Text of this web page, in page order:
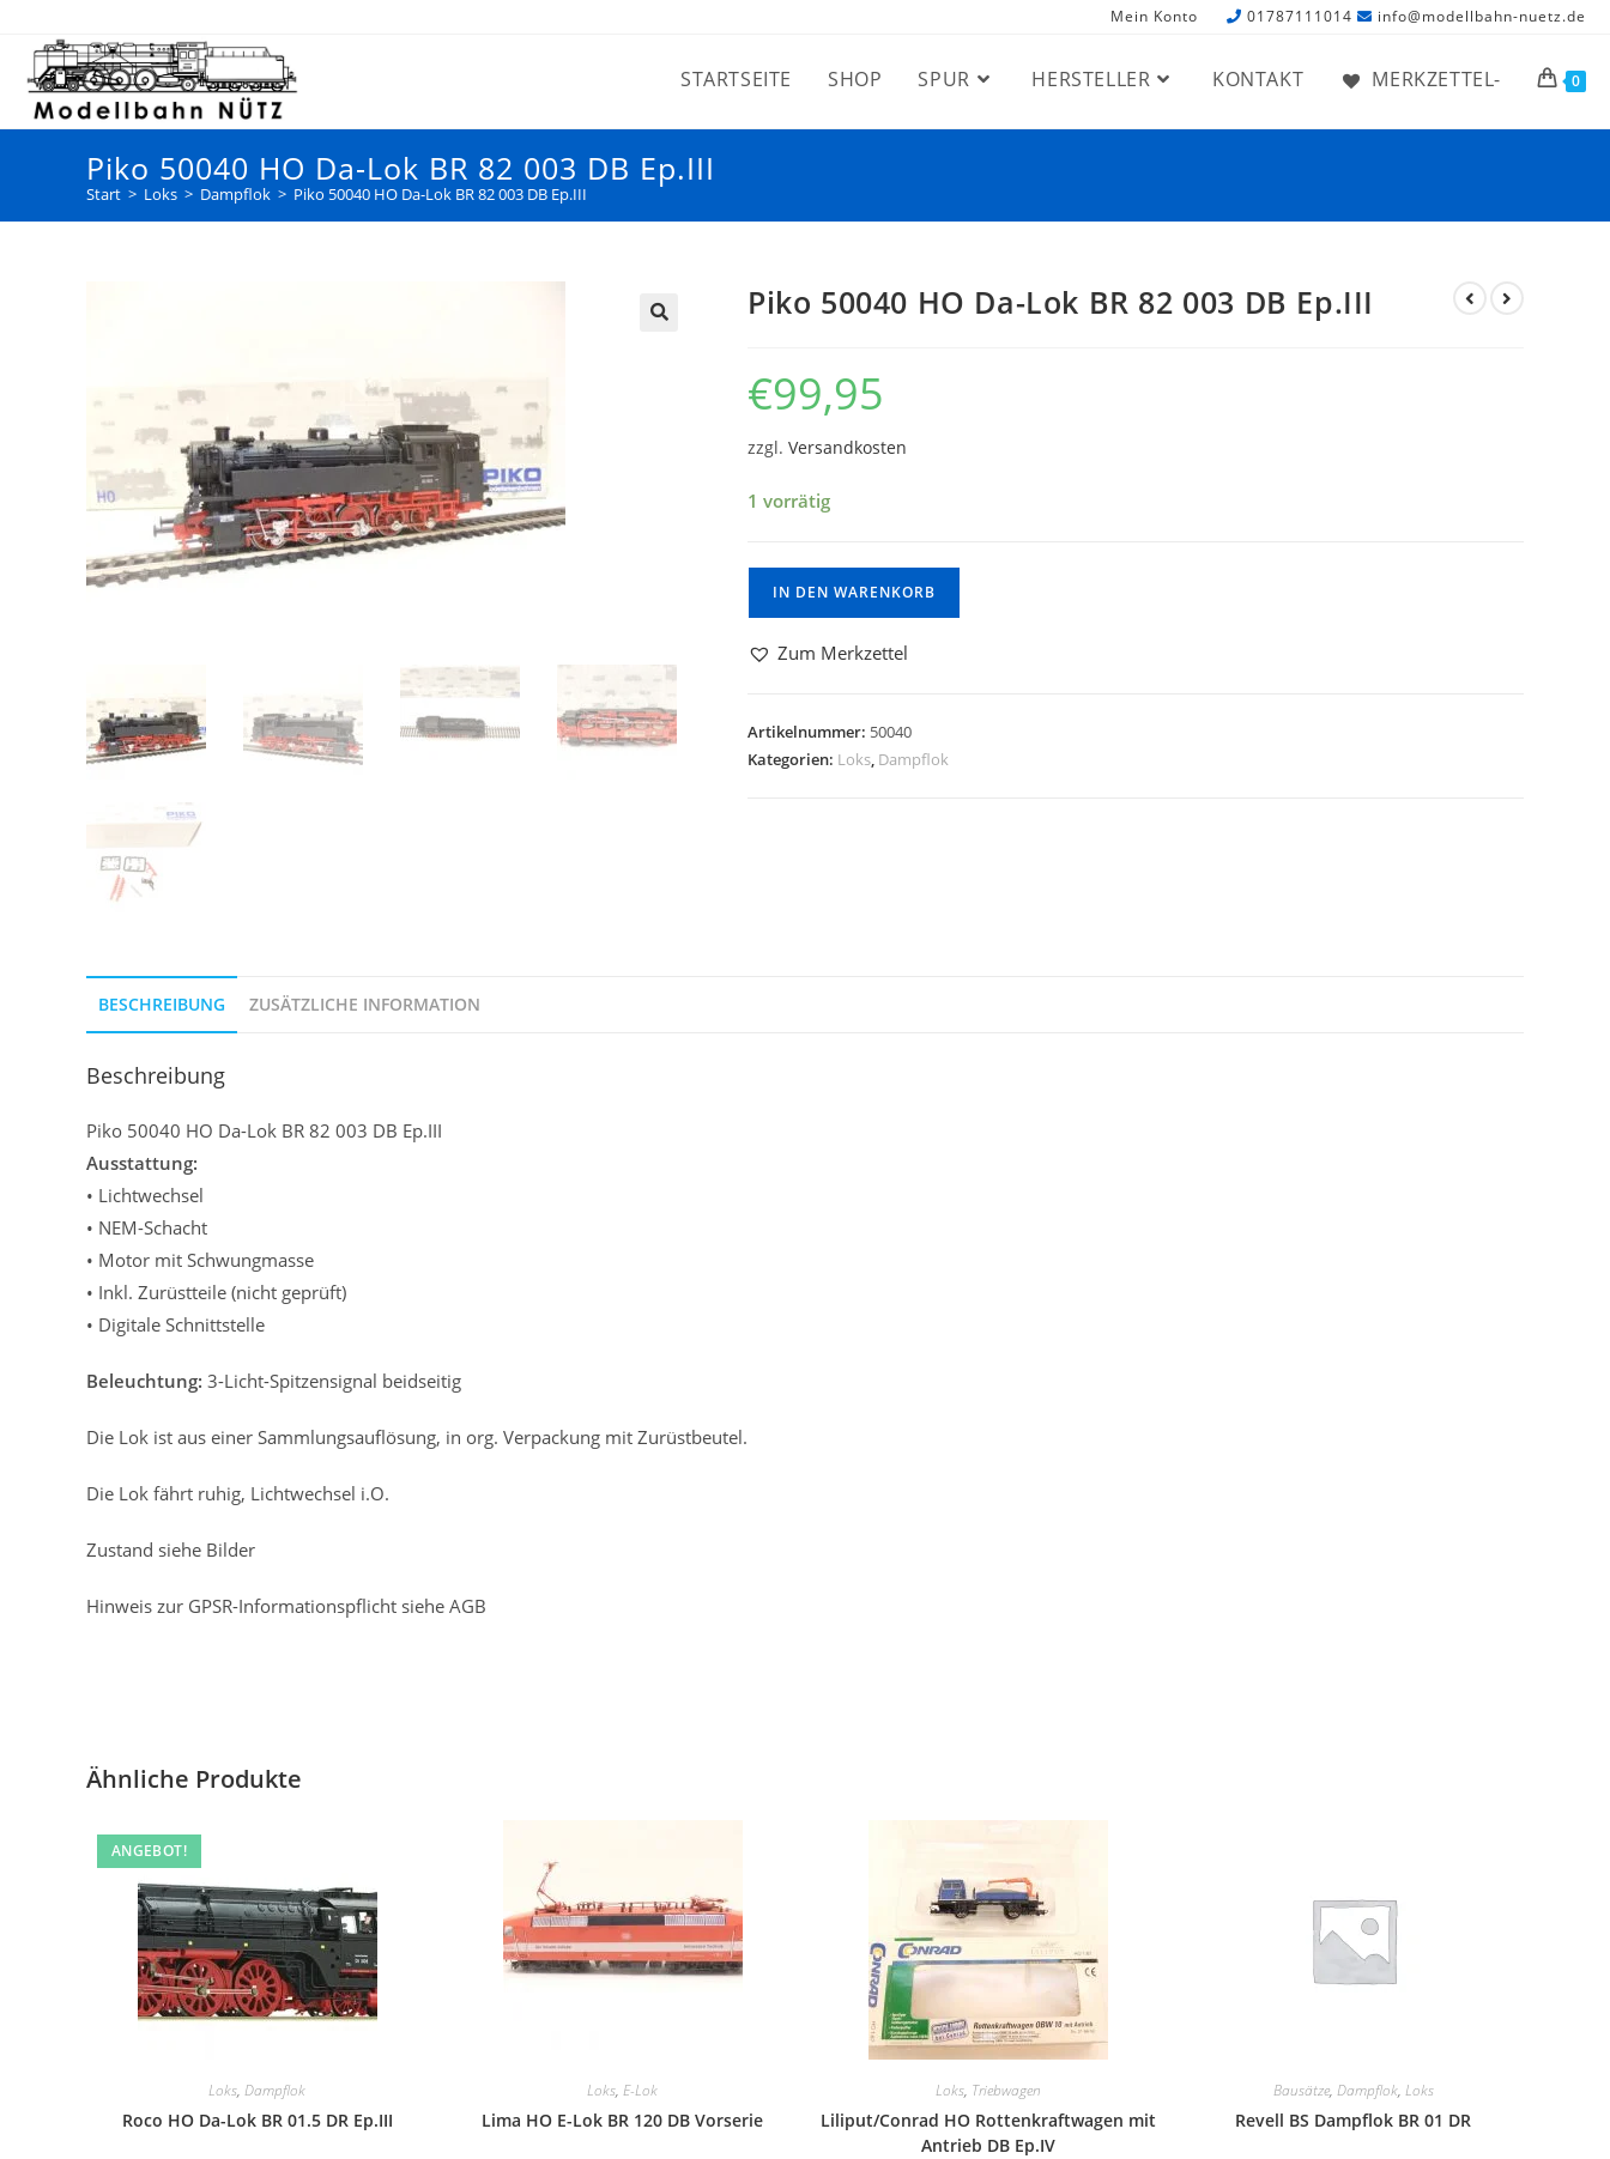
Mein Konto 01787111014 info@modellbahn-nuetz.de
STARTSEITE SHOP SPUR HERSTELLER KONTAKT MERKZETTEL- 0
Piko 50040 HO Da-Lok BR 82 003 DB Ep.III
Start > Loks > Dampflok > Piko 50040 HO Da-Lok BR 82 003 DB Ep.III
Piko 50040 HO Da-Lok BR 82 003 DB Ep.III
€99,95
zzgl. Versandkosten
1 vorrätig
IN DEN WARENKORB
Zum Merkzettel
Artikelnummer: 50040
Kategorien: Loks, Dampflok
BESCHREIBUNG ZUSÄTZLICHE INFORMATION
Beschreibung
Piko 50040 HO Da-Lok BR 82 003 DB Ep.III
Ausstattung:
• Lichtwechsel
• NEM-Schacht
• Motor mit Schwungmasse
• Inkl. Zurüstteile (nicht geprüft)
• Digitale Schnittstelle
Beleuchtung: 3-Licht-Spitzensignal beidseitig
Die Lok ist aus einer Sammlungsauflösung, in org. Verpackung mit Zurüstbeutel.
Die Lok fährt ruhig, Lichtwechsel i.O.
Zustand siehe Bilder
Hinweis zur GPSR-Informationspflicht siehe AGB
Ähnliche Produkte
ANGEBOT!
Loks, Dampflok
Roco HO Da-Lok BR 01.5 DR Ep.III
Loks, E-Lok
Lima HO E-Lok BR 120 DB Vorserie
Loks, Triebwagen
Liliput/Conrad HO Rottenkraftwagen mit
Antrieb DB Ep.IV
Bausätze, Dampflok, Loks
Revell BS Dampflok BR 01 DR